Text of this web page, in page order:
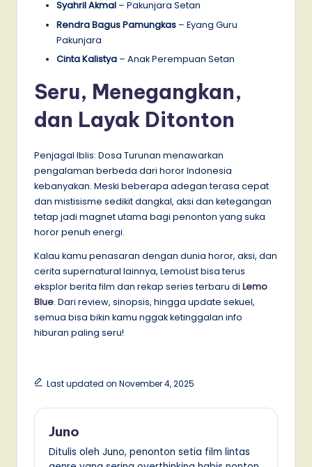
Syahril Akmal – Pakunjara Setan
Rendra Bagus Pamungkas – Eyang Guru
Pakunjara
Cinta Kalistya – Anak Perempuan Setan
Seru, Menegangkan,
dan Layak Ditonton
Penjagal Iblis: Dosa Turunan menawarkan
pengalaman berbeda dari horor Indonesia
kebanyakan. Meski beberapa adegan terasa cepat
dan mistisisme sedikit dangkal, aksi dan ketegangan
tetap jadi magnet utama bagi penonton yang suka
horor penuh energi.
Kalau kamu penasaran dengan dunia horor, aksi, dan
cerita supernatural lainnya, LemoList bisa terus
eksplor berita film dan rekap series terbaru di Lemo
Blue. Dari review, sinopsis, hingga update sekuel,
semua bisa bikin kamu nggak ketinggalan info
hiburan paling seru!
Last updated on November 4, 2025
Juno
Ditulis oleh Juno, penonton setia film lintas